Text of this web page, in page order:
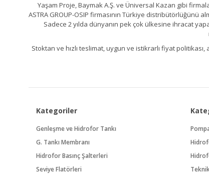
Yaşam Proje, Baymak A.Ş. ve Üniversal Kazan gibi
ASTRA GROUP-OSIP firmasının Türkiye distribütörlüğünü
Sadece 2 yılda dünyanın pek çok ülkesine ihracat
Stoktan ve hızlı teslimat, uygun ve istikrarlı fiyat
Kategoriler
Genleşme ve Hidrofor Tankı
G. Tankı Membranı
Hidrofor Basınç Şalterleri
Seviye Flatörleri